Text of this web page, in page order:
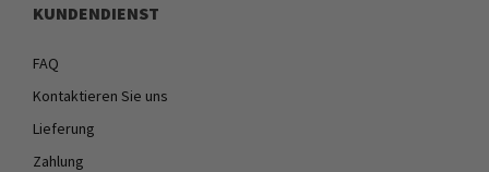
KUNDENDIENST
FAQ
Kontaktieren Sie uns
Lieferung
Zahlung